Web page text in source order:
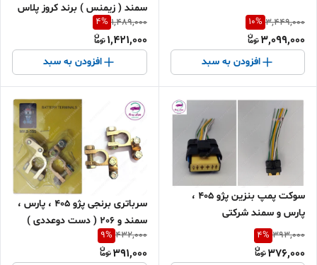
3,449,000
10%
3,099,000
افزودن به سبد
سمند ( زیمنس ) برند کروز پلاس
اصل
1,489,000
4%
1,421,000
افزودن به سبد
سوکت پمپ بنزین پژو 405 ،
پارس و سمند شرکتی
393,000
4%
376,000
سرباتری برنجی پژو 405 ، پارس ،
سمند و 206 ( دست دوعددی )
برند MKS اصل
432,000
9%
391,000